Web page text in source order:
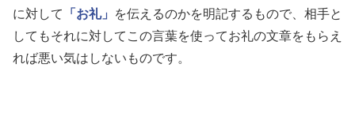
に対して
「お礼」
を伝えるのかを明記するもので、相手と
してもそれに対してこの言葉を使ってお礼の文章をもらえ
れば悪い気はしないものです。